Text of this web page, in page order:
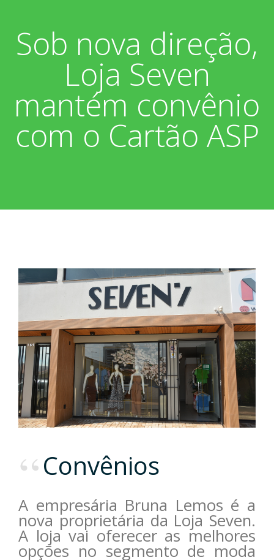
Notícias
Vídeos
Aniversariantes
Boletim Informativo
Extrato do Cartão ASP
Nossos Convênios
Sobre
Diretoria
Sob nova direção,
Loja Seven
mantém convênio
com o Cartão ASP
Convênios
A empresária Bruna Lemos é a
nova proprietária da Loja Seven.
A loja vai oferecer as melhores
opções no segmento de moda